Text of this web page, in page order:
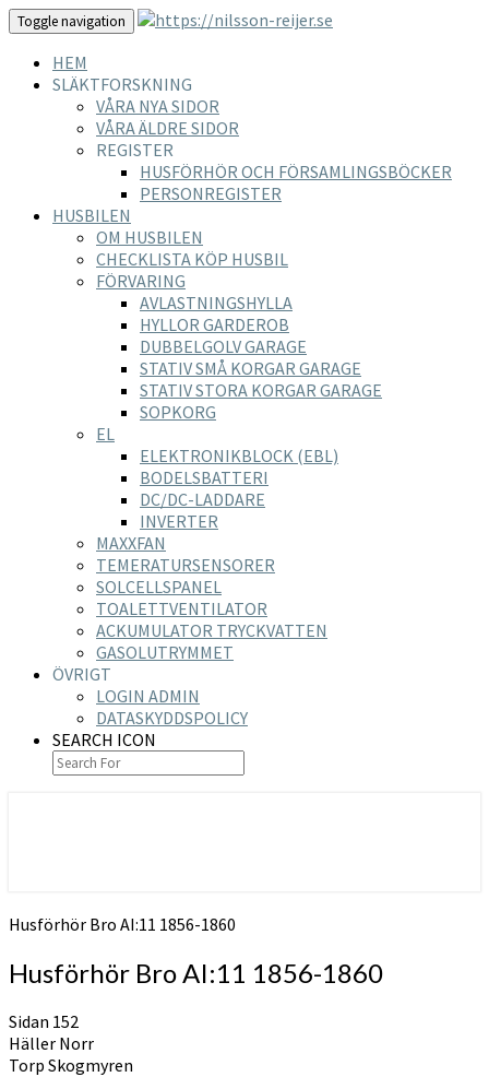
Toggle navigation
HEM
SLÄKTFORSKNING
VÅRA NYA SIDOR
VÅRA ÄLDRE SIDOR
REGISTER
HUSFÖRHÖR OCH FÖRSAMLINGSBÖCKER
PERSONREGISTER
HUSBILEN
OM HUSBILEN
CHECKLISTA KÖP HUSBIL
FÖRVARING
AVLASTNINGSHYLLA
HYLLOR GARDEROB
DUBBELGOLV GARAGE
STATIV SMÅ KORGAR GARAGE
STATIV STORA KORGAR GARAGE
SOPKORG
EL
ELEKTRONIKBLOCK (EBL)
BODELSBATTERI
DC/DC-LADDARE
INVERTER
MAXXFAN
TEMERATURSENSORER
SOLCELLSPANEL
TOALETTVENTILATOR
ACKUMULATOR TRYCKVATTEN
GASOLUTRYMMET
ÖVRIGT
LOGIN ADMIN
DATASKYDDSPOLICY
SEARCH ICON
Husförhör Bro AI:11 1856-1860
Husförhör Bro AI:11 1856-1860
Sidan 152
Häller Norr
Torp Skogmyren